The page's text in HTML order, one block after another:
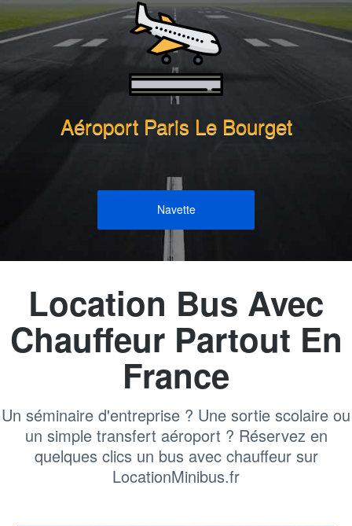
Aéroport Paris Le Bourget
Navette
Location Bus Avec
Chauffeur Partout En
France
Un séminaire d'entreprise ? Une sortie scolaire ou
un simple transfert aéroport ? Réservez en
quelques clics un bus avec chauffeur sur
LocationMinibus.fr